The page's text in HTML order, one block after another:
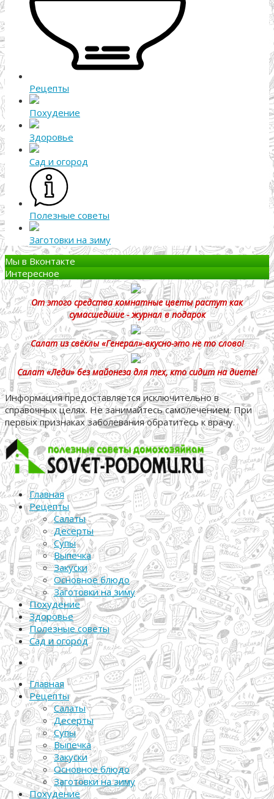
Рецепты
Похудение
Здоровье
Сад и огород
Полезные советы
Заготовки на зиму
Мы в Вконтакте
Интересное
От этого средства комнатные цветы растут как
сумасшедшие - журнал в подарок
Салат из свёклы «Генерал»-вкусно-это не то слово!
Салат «Леди» без майонеза для тех, кто сидит на диете!
Информация предоставляется исключительно в
справочных целях. Не занимайтесь самолечением. При
первых признаках заболевания обратитесь к врачу.
Главная
Рецепты
Салаты
Десерты
Супы
Выпечка
Закуски
Основное блюдо
Заготовки на зиму
Похудение
Здоровье
Полезные советы
Сад и огород
Главная
Рецепты
Салаты
Десерты
Супы
Выпечка
Закуски
Основное блюдо
Заготовки на зиму
Похудение